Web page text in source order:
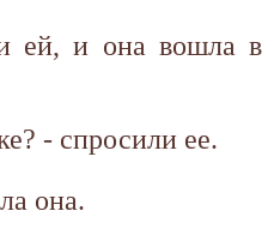
ей, и она вошла в
- спросили ее.
она.